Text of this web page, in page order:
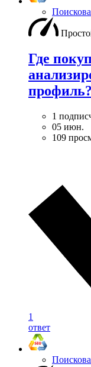
Где
профиль?
1
05 июн.
109
1
ответ